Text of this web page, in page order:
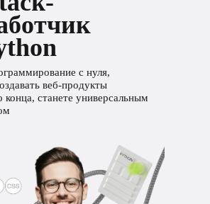
с нуля,
веб-продукты
конца, станете универсальным